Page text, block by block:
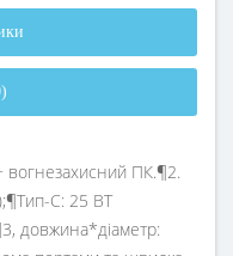
вогнезахисний ПК.¶2.
C: 25 ВТ
довжина*діаметр: